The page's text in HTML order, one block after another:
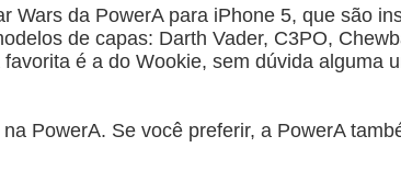
Wars da PowerA para iPhone 5, que são
de capas: Darth Vader, C3PO,
é a do Wookie, sem dúvida alguma
PowerA. Se você preferir, a PowerA